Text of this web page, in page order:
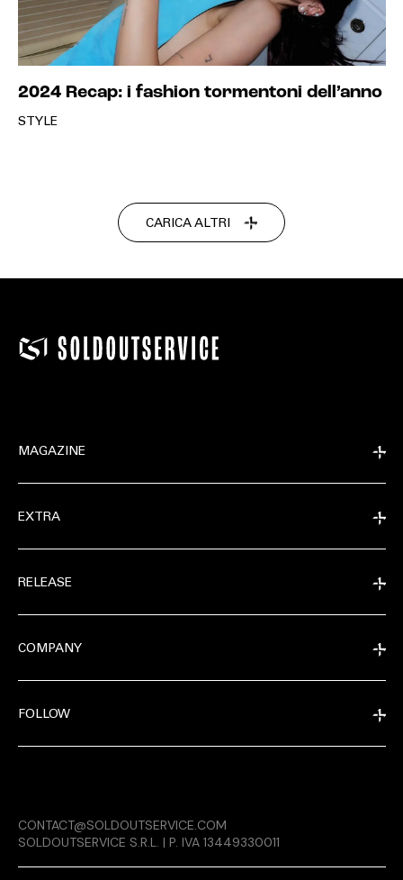
RELEASE
2024 Recap: i fashion tormentoni dell’anno
STYLE
CARICA ALTRI
MAGAZINE
EXTRA
RELEASE
COMPANY
FOLLOW
CONTACT@SOLDOUTSERVICE.COM
SOLDOUTSERVICE S.R.L. | P. IVA 13449330011